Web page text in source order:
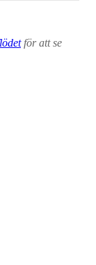
för att se